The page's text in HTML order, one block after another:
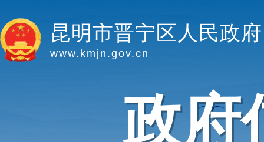
昆明市晋宁区人民政府
www.kmjn.gov.cn
政府